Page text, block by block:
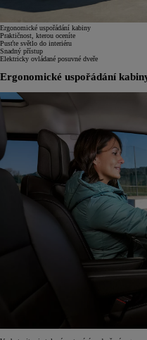
Ergonomické uspořádání kabiny
Praktičnost, kterou oceníte
Pusťte světlo do interiéru
Snadný přístup
Elektricky ovládané posuvné dveře
Ergonomické uspořádání